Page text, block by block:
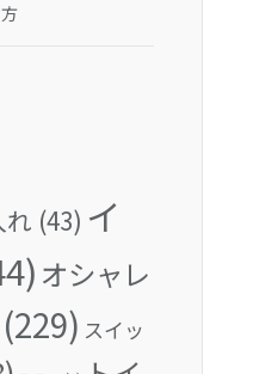
れ (43) イ
オシャレ
(229) スイッ